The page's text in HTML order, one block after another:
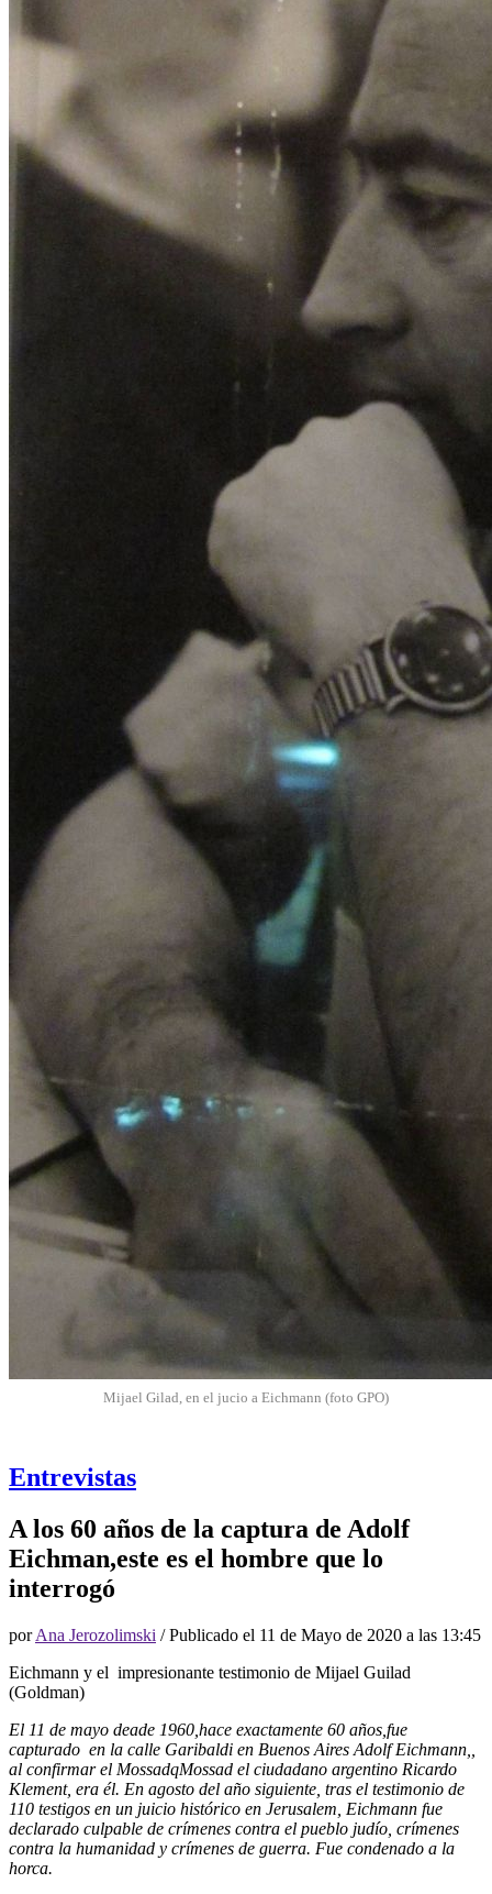
Mijael Gilad, en el jucio a Eichmann (foto GPO)
Entrevistas
A los 60 años de la captura de Adolf
Eichman,este es el hombre que lo
interrogó
porAna Jerozolimski / Publicado el 11 de Mayo de 2020 a las 13:45
Eichmann y el impresionante testimonio de Mijael Guilad
(Goldman)
El 11 de mayo deade 1960,hace exactamente 60 años,fue
capturado en la calle Garibaldi en Buenos Aires Adolf Eichmann,,
al confirmar el MossadqMossad el ciudadano argentino Ricardo
Klement, era él. En agosto del año siguiente, tras el testimonio de
110 testigos en un juicio histórico en Jerusalem, Eichmann fue
declarado culpable de crímenes contra el pueblo judío, crímenes
contra la humanidad y crímenes de guerra. Fue condenado a la
horca.